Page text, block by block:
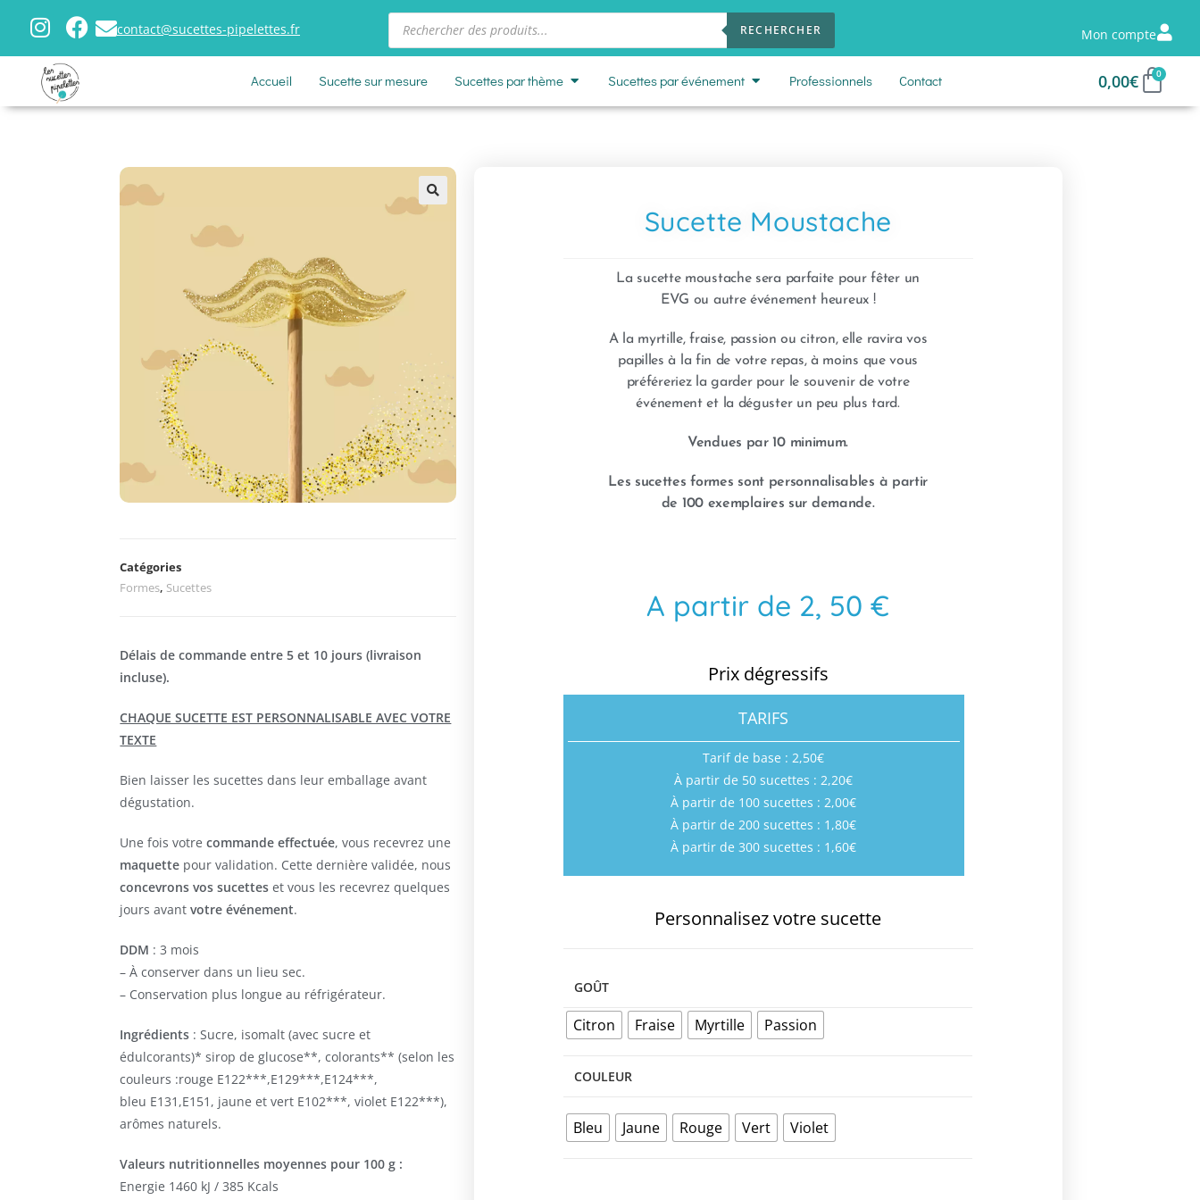
contact@sucettes-pipelettes.fr RECHERCHER Mon compte
Accueil Sucette sur mesure Sucettes par thème Sucettes par événement Professionnels Contact 0,00€ 0
Boutique>Sucettes > Sucette Moustache
🔍
Catégories
Formes, Sucettes
Délais de commande entre 5 et 10 jours (livraison
incluse).
CHAQUE SUCETTE EST PERSONNALISABLE AVEC VOTRE
TEXTE
Bien laisser les sucettes dans leur emballage avant
dégustation.
Une fois votrecommande effectuée, vous recevrez une
maquette pour validation. Cette dernière validée, nous
concevrons vos sucettes et vous les recevrez quelques
jours avantvotre événement.
DDM : 3 mois
– À conserver dans un lieu sec.
– Conservation plus longue au réfrigérateur.
Ingrédients : Sucre, isomalt (avec sucre et
édulcorants)* sirop de glucose**, colorants** (selon les
couleurs :rouge E122***,E129***,E124***,
bleu E131,E151, jaune et vert E102***, violet E122***),
arômes naturels.
Valeurs nutritionnelles moyennes pour 100 g :
Energie 1460 kJ / 385 Kcals
Sucette Moustache
La sucette moustache sera parfaite pour fêter un
EVG ou autre événement heureux !
A la myrtille, fraise, passion ou citron, elle ravira vos
papilles à la fin de votre repas, à moins que vous
préféreriez la garder pour le souvenir de votre
événement et la déguster un peu plus tard.
Vendues par 10 minimum.
Les sucettes formes sont personnalisables à partir
de 100 exemplaires sur demande.
A partir de 2, 50 €
Prix dégressifs
TARIFS
Tarif de base : 2,50€
À partir de 50 sucettes : 2,20€
À partir de 100 sucettes : 2,00€
À partir de 200 sucettes : 1,80€
À partir de 300 sucettes : 1,60€
Personnalisez votre sucette
GOÛT
Citron Fraise Myrtille Passion
COULEUR
Bleu Jaune Rouge Vert Violet